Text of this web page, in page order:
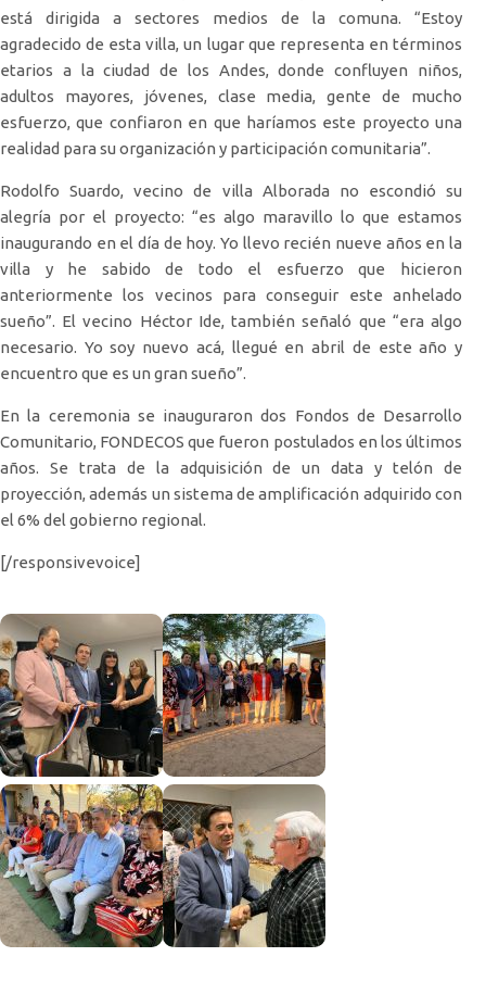
está dirigida a sectores medios de la comuna. “Estoy
agradecido de esta villa, un lugar que representa en términos
etarios a la ciudad de los Andes, donde confluyen niños,
adultos mayores, jóvenes, clase media, gente de mucho
esfuerzo, que confiaron en que haríamos este proyecto una
realidad para su organización y participación comunitaria”.
Rodolfo Suardo, vecino de villa Alborada no escondió su
alegría por el proyecto: “es algo maravillo lo que estamos
inaugurando en el día de hoy. Yo llevo recién nueve años en la
villa y he sabido de todo el esfuerzo que hicieron
anteriormente los vecinos para conseguir este anhelado
sueño”. El vecino Héctor Ide, también señaló que “era algo
necesario. Yo soy nuevo acá, llegué en abril de este año y
encuentro que es un gran sueño”.
En la ceremonia se inauguraron dos Fondos de Desarrollo
Comunitario, FONDECOS que fueron postulados en los últimos
años. Se trata de la adquisición de un data y telón de
proyección, además un sistema de amplificación adquirido con
el 6% del gobierno regional.
[/responsivevoice]